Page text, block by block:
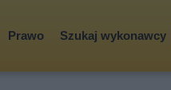
Prawo Szukaj wykonawcy